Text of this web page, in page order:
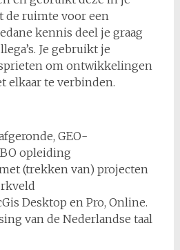
de ruimte voor een
kennis deel je graag
Je gebruikt je
om ontwikkelingen
elkaar te verbinden.
GEO-
opleiding
(trekken van) projecten
Desktop en Pro, Online.
van de Nederlandse taal